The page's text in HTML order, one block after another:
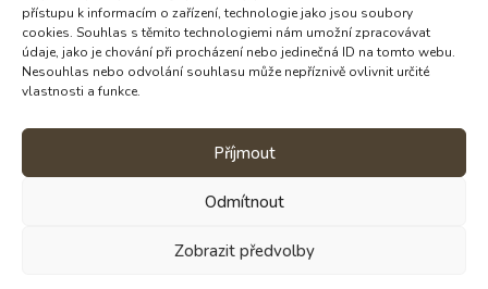
přístupu k informacím o zařízení, technologie jako jsou soubory
cookies. Souhlas s těmito technologiemi nám umožní zpracovávat
údaje, jako je chování při procházení nebo jedinečná ID na tomto webu.
Nesouhlas nebo odvolání souhlasu může nepříznivě ovlivnit určité
vlastnosti a funkce.
Příjmout
Odmítnout
Zobrazit předvolby
TUREK COFFEELOVE
220KČ
TUREK 70% – KRÉM
NA LŽIČKU
Věděli jste, že Štěpánka dělá krom čokolád